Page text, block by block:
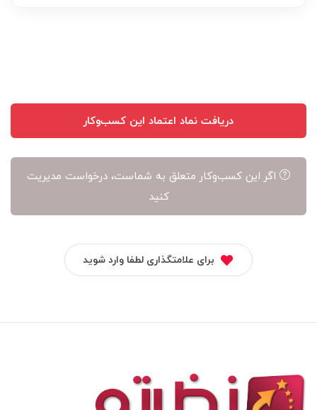
دریافت نماد اعتماد این کسب‌وکار
اگر این کسب‌وکار متعلق به شماست، درخواست مدیریت
کنید
برای علامتگذاری لطفا وارد شوید